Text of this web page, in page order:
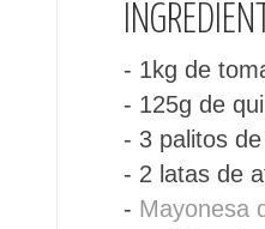
- 1kg de
- 125g de
- 3 palitos
- 2 latas de
- Mayonesa